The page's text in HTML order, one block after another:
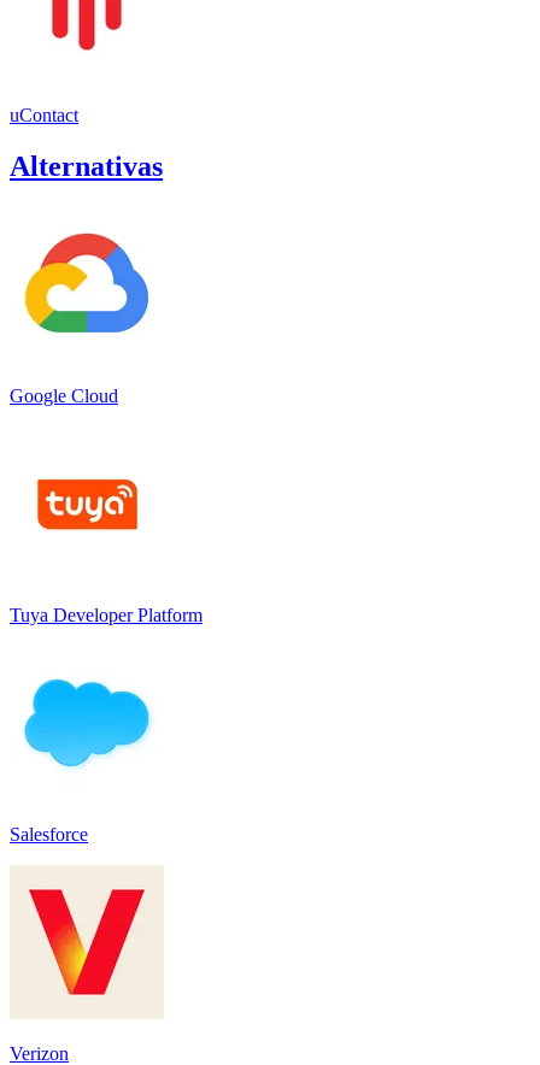
uContact
Alternativas
Google Cloud
Tuya Developer Platform
Salesforce
Verizon